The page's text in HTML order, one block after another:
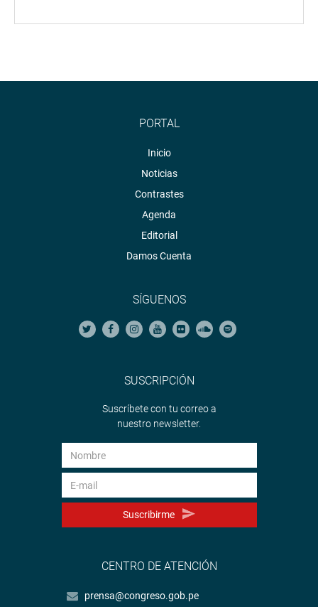
PORTAL
Inicio
Noticias
Contrastes
Agenda
Editorial
Damos Cuenta
SÍGUENOS
SUSCRIPCIÓN
Suscríbete con tu correo a
nuestro newsletter.
Suscribirme
CENTRO DE ATENCIÓN
prensa@congreso.gob.pe